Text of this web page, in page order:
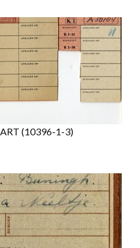
(10396-1-3)